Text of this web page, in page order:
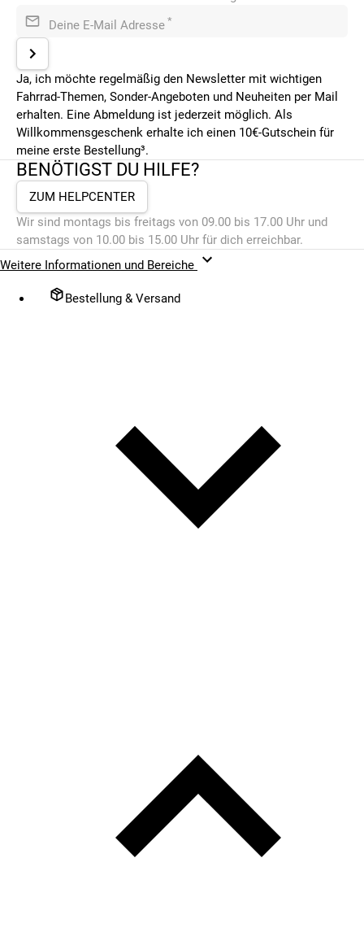
Deine E-Mail Adresse *
Ja, ich möchte regelmäßig den Newsletter mit wichtigen
Fahrrad-Themen, Sonder-Angeboten und Neuheiten per Mail
erhalten. Eine Abmeldung ist jederzeit möglich. Als
Willkommensgeschenk erhalte ich einen 10€-Gutschein für
meine erste Bestellung³.
BENÖTIGST DU HILFE?
ZUM HELPCENTER
Wir sind montags bis freitags von 09.00 bis 17.00 Uhr und
samstags von 10.00 bis 15.00 Uhr für dich erreichbar.
Weitere Informationen und Bereiche
Bestellung & Versand